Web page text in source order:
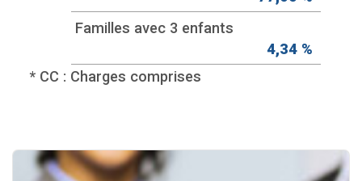
Familles avec 3 enfants
4,34 %
* CC : Charges comprises